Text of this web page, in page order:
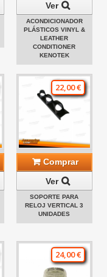
Ver
ACONDICIONADOR
PLÁSTICOS VINYL &
LEATHER
CONDITIONER
KENOTEK
22,00 €
Comprar
Ver
SOPORTE PARA
RELOJ VERTICAL 3
UNIDADES
24,00 €